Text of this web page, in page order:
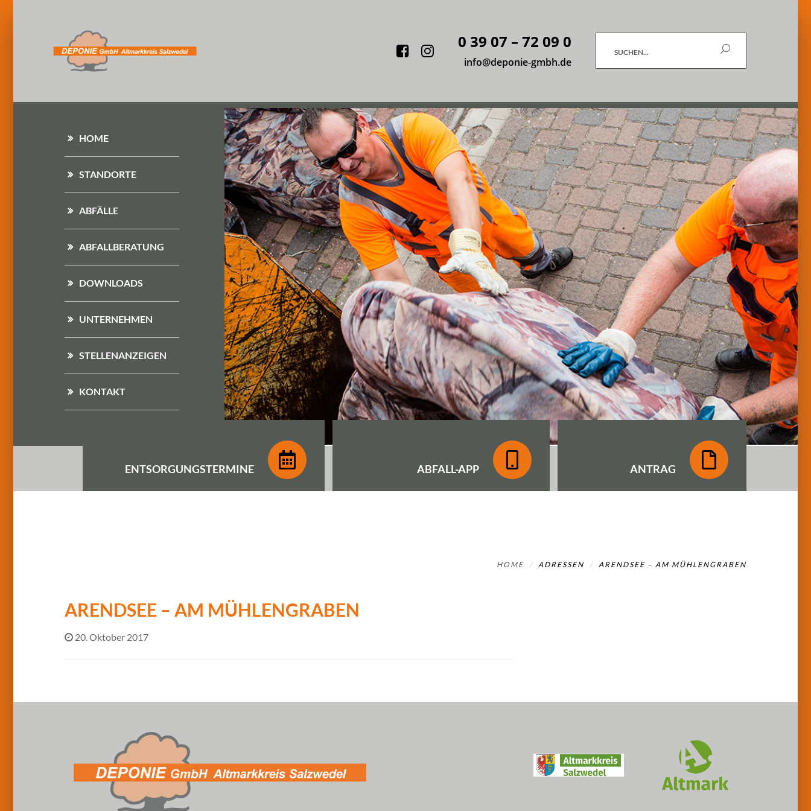
Facebook
Instagram
0 39 07 – 72 09 0
info@deponie-gmbh.de
Suchen
HOME
STANDORTE
ABFÄLLE
ABFALLBERATUNG
DOWNLOADS
UNTERNEHMEN
STELLENANZEIGEN
KONTAKT
ENTSORGUNGSTERMINE ABFALL-APP ANTRAG
HOME ADRESSEN ARENDSEE – AM MÜHLENGRABEN
ARENDSEE – AM MÜHLENGRABEN
20. Oktober 2017